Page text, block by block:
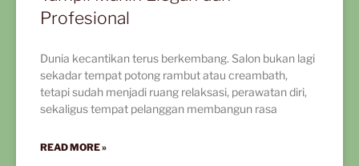
Profesional
Dunia kecantikan terus berkembang. Salon bukan lagi
sekadar tempat potong rambut atau creambath,
tetapi sudah menjadi ruang relaksasi, perawatan diri,
sekaligus tempat pelanggan membangun rasa
READ MORE »